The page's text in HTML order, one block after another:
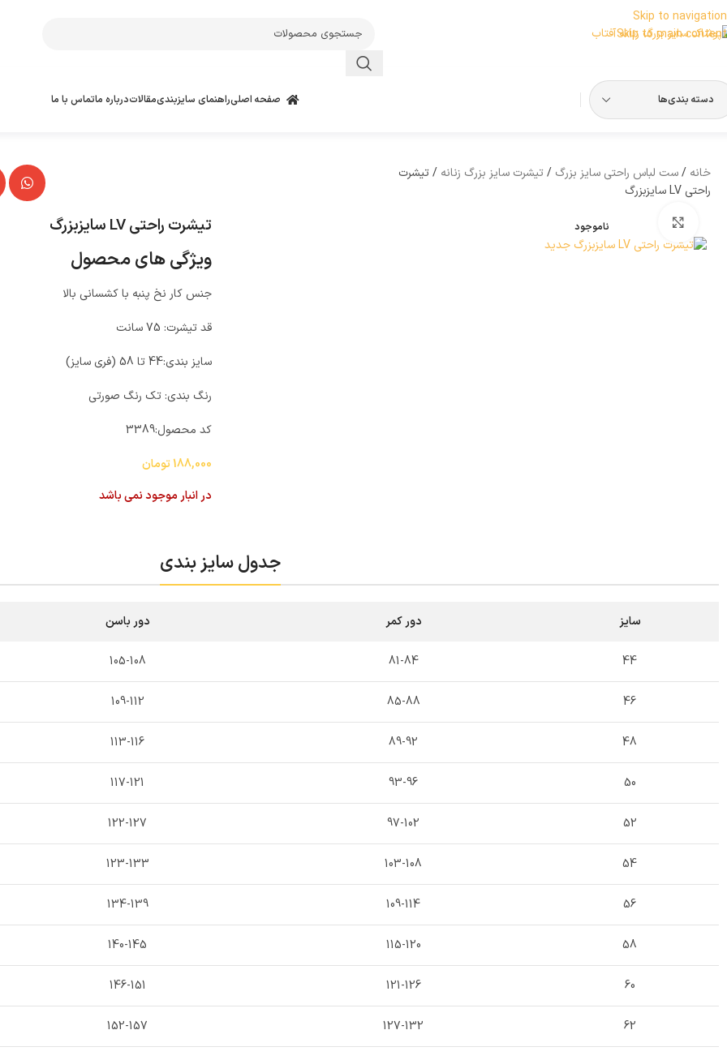
Skip to navigation
Skip to main content
دسته بندی‌ها صفحه اصلیراهنمای سایزبندیمقالاتدرباره ماتماس با ما
خانه ست لباس راحتی سایز بزرگ تیشرت سایز بزرگ زنانه
تیشرت
راحتی LV سایزبزرگ
ناموجود
بزرگنمایی تصویر تیشرت راحتی LV سایزبزرگ
ویژگی های محصول
جنس کار نخ پنبه با کشسانی بالا
قد تیشرت: 75 سانت
سایز بندی:44 تا 58 (فری سایز)
رنگ بندی: تک رنگ صورتی
کد محصول:3389
188,000تومان
در انبار موجود نمی باشد
جدول سایز بندی
سایز دور کمر دور باسن
44
81-84
105-108
46
85-88
109-112
48
89-92
113-116
50
93-96
117-121
52
97-102
122-127
54
103-108
123-133
56
109-114
134-139
58
115-120
140-145
60
121-126
146-151
62
127-132
152-157